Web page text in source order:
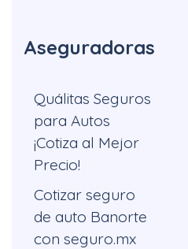
Aseguradoras
Quálitas Seguros
para Autos
¡Cotiza al Mejor
Precio!
Cotizar seguro
de auto Banorte
con seguro.mx